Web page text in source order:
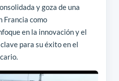
y goza de una
Francia como
en la innovación y el
para su éxito en el